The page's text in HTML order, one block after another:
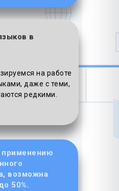
в
на работе
даже с теми,
редкими.
применению
возможна
50%.